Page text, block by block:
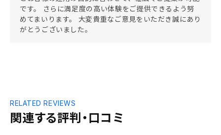
です。 さらに満足度の高い体験をご提供できるよう努
めてまいります。 大変貴重なご意見をいただき誠にあり
がとうございました。
関連する評判・口コミ
RELATED REVIEWS